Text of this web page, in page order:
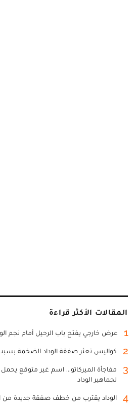
المقالات الأكثر قراءة
1 عرض خارجي يفتح باب الرحيل أمام نجم
2 كواليس تعثر صفقة الوداد الضخمة
3
مفاجأة الميركاتو... اسم غير متوقع يحمل
لجماهير الوداد
4 الوداد يقترب من خطف صفقة جديدة من